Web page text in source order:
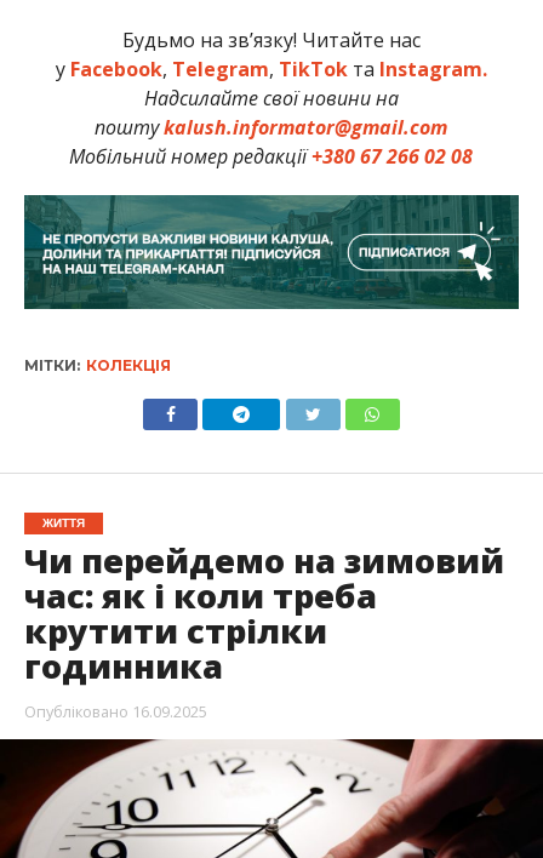
Будьмо на зв’язку! Читайте нас
у Facebook, Telegram, TikTokта Instagram.
Надсилайте свої новини на
поштуkalush.informator@gmail.com
Мобільний номер редакції+380 67 266 02 08
МІТКИ: КОЛЕКЦІЯ
ЖИТТЯ
Чи перейдемо на зимовий
час: як і коли треба
крутити стрілки
годинника
Опубліковано 16.09.2025